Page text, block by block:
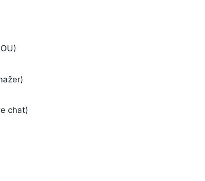
chat)